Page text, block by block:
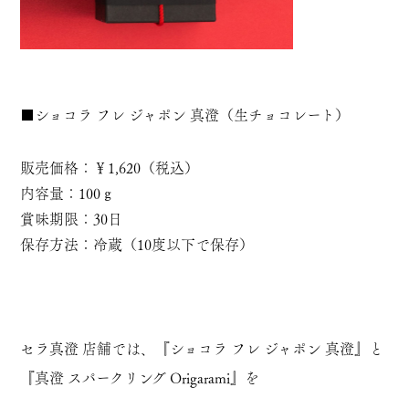
ショコラ フレ ジャポン 真澄 （生チョコレート）
販売価格：￥1,620（税込）
内容量：100ｇ
賞味期限：30日
保存方法：冷蔵（10度以下で保存）
セラ真澄 店舗では、『 ショコラ フレ ジャポン 真澄 』と
真澄 スパークリング Origarami 』を